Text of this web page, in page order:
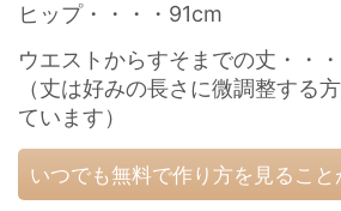
ヒップ・・・・91cm
ウエストからすそまでの丈・・
（丈は好みの長さに微調整する
ています）
いつでも無料で作り方を見ること